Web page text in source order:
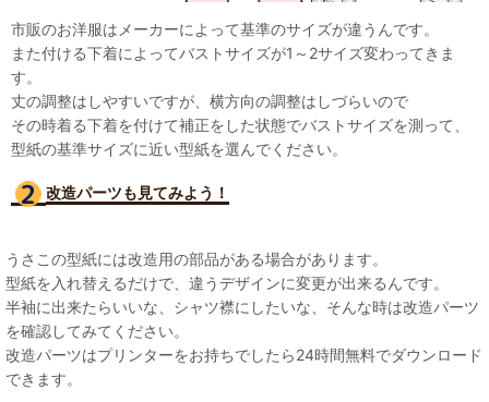
市販のお洋服はメーカーによって基準のサイズが違うんです。
また付ける下着によってバストサイズが1～2サイズ変わってきま
す。
丈の調整はしやすいですが、横方向の調整はしづらいので
その時着る下着を付けて補正をした状態でバストサイズを測って、
型紙の基準サイズに近い型紙を選んでください。
改造パーツも見てみよう！
うさこの型紙には改造用の部品がある場合があります。
型紙を入れ替えるだけで、違うデザインに変更が出来るんです。
半袖に出来たらいいな、シャツ襟にしたいな、そんな時は改造パーツ
を確認してみてください。
改造パーツはプリンターをお持ちでしたら24時間無料でダウンロード
できます。